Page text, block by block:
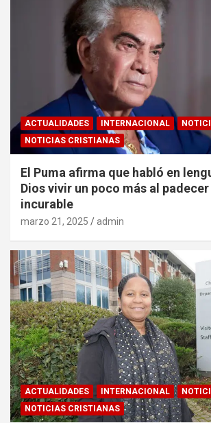
ACTUALIDADES INTERNACIONAL
NOTICIAS CRISTIANAS
El Puma afirma que habló en
Dios vivir un poco más al
incurable
marzo 21, 2025 admin
ACTUALIDADES INTERNACIONAL
NOTICIAS CRISTIANAS